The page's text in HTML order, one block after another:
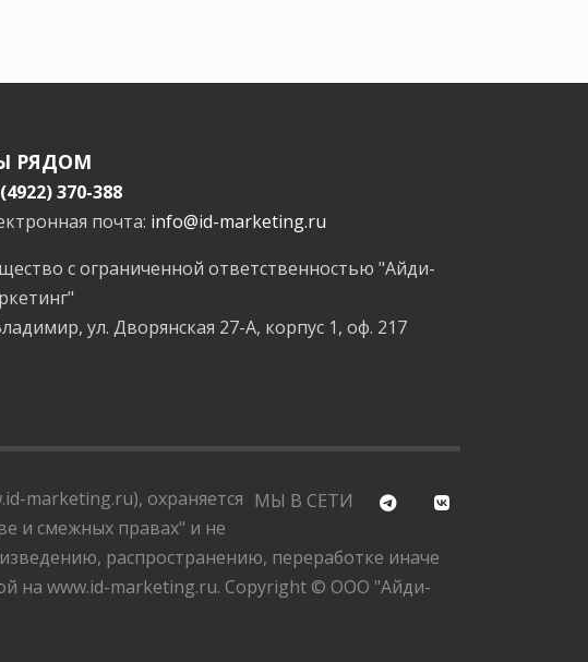
РЯДОМ
370-388
почта: info@id-marketing.ru
с ограниченной ответственностью "Айди-
ул. Дворянская 27-А, корпус 1, оф. 217
МЫ В СЕТИ
marketing.ru), охраняется
и смежных правах" и не
распространению, переработке иначе
на www.id-marketing.ru. Copyright © ООО "Айди-